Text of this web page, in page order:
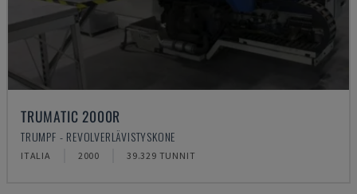
TRUMATIC 2000R
TRUMPF - REVOLVERLÄVISTYSKONE
ITALIA 2000 39.329 TUNNIT